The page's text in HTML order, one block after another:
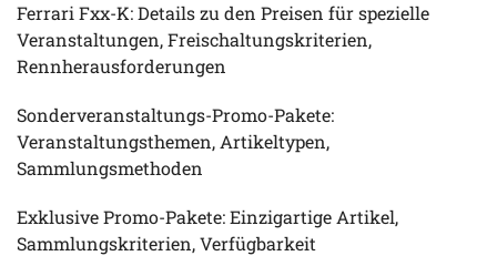
Ferrari Fxx-K: Details zu den Preisen für spezielle
Veranstaltungen, Freischaltungskriterien,
Rennherausforderungen
Sonderveranstaltungs-Promo-Pakete:
Veranstaltungsthemen, Artikeltypen,
Sammlungsmethoden
Exklusive Promo-Pakete: Einzigartige Artikel,
Sammlungskriterien, Verfügbarkeit